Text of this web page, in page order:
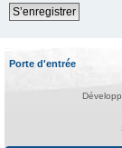
S’enregistrer
Porte d'entrée